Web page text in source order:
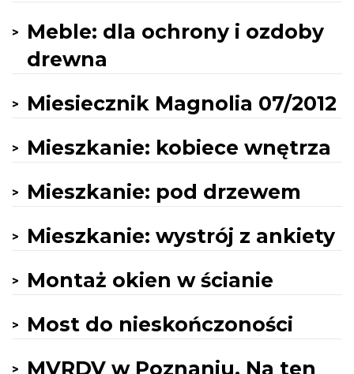
Meble: dla ochrony i ozdoby
drewna
Miesiecznik Magnolia 07/2012
Mieszkanie: kobiece wnętrza
Mieszkanie: pod drzewem
Mieszkanie: wystrój z ankiety
Montaż okien w ścianie
Most do nieskończoności
MVRDV w Poznaniu. Na ten